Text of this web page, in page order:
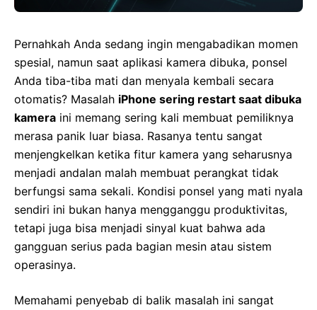
Pernahkah Anda sedang ingin mengabadikan momen
spesial, namun saat aplikasi kamera dibuka, ponsel
Anda tiba-tiba mati dan menyala kembali secara
otomatis? Masalah iPhone sering restart saat dibuka
kamera ini memang sering kali membuat pemiliknya
merasa panik luar biasa. Rasanya tentu sangat
menjengkelkan ketika fitur kamera yang seharusnya
menjadi andalan malah membuat perangkat tidak
berfungsi sama sekali. Kondisi ponsel yang mati nyala
sendiri ini bukan hanya mengganggu produktivitas,
tetapi juga bisa menjadi sinyal kuat bahwa ada
gangguan serius pada bagian mesin atau sistem
operasinya.
Memahami penyebab di balik masalah ini sangat